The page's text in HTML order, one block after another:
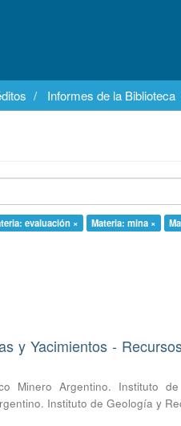
Informes de la Biblioteca
evaluación × Materia: mina ×
y Yacimientos -
Minero Argentino. Instituto
Instituto de Geología y